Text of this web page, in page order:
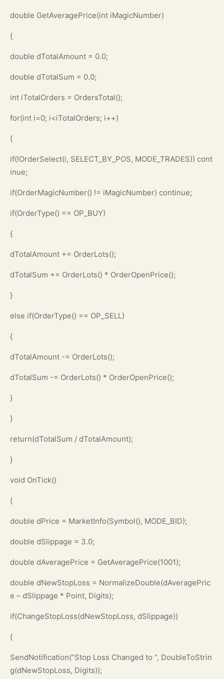
double GetAveragePrice(int iMagicNumber)
{
double dTotalAmount = 0.0;
double dTotalSum = 0.0;
int iTotalOrders = OrdersTotal();
for(int i=0; i<iTotalOrders; i++)
{
if(!OrderSelect(i, SELECT_BY_POS, MODE_TRADES)) cont
inue;
if(OrderMagicNumber() != iMagicNumber) continue;
if(OrderType() == OP_BUY)
{
dTotalAmount += OrderLots();
dTotalSum += OrderLots() * OrderOpenPrice();
}
else if(OrderType() == OP_SELL)
{
dTotalAmount -= OrderLots();
dTotalSum -= OrderLots() * OrderOpenPrice();
}
}
return(dTotalSum / dTotalAmount);
}
void OnTick()
{
double dPrice = MarketInfo(Symbol(), MODE_BID);
double dSlippage = 3.0;
double dAveragePrice = GetAveragePrice(1001);
double dNewStopLoss = NormalizeDouble(dAveragePric
e – dSlippage * Point, Digits);
if(ChangeStopLoss(dNewStopLoss, dSlippage))
{
SendNotification(“Stop Loss Changed to “, DoubleToStrin
g(dNewStopLoss, Digits));